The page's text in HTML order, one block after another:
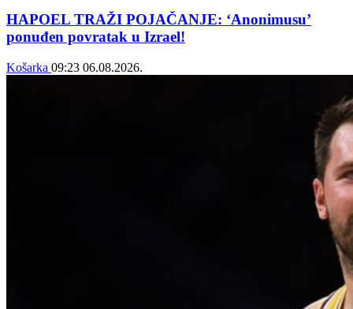
HAPOEL TRAŽI POJAČANJE: ‘Anonimusu’
ponuđen povratak u Izrael!
Košarka 09:23 06.08.2026.